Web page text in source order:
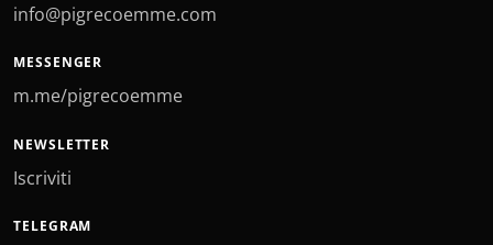
info@pigrecoemme.com
MESSENGER
m.me/pigrecoemme
NEWSLETTER
Iscriviti
TELEGRAM